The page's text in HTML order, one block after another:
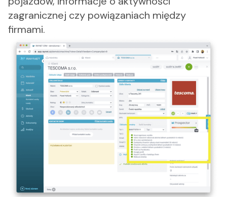
zagranicznej czy powiązaniach między
firmami.